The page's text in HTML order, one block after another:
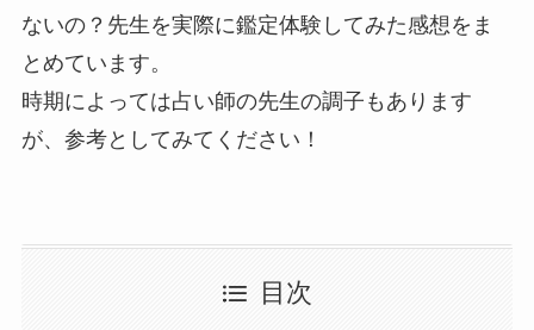
ないの？先生を実際に鑑定体験してみた感想をま
とめています。
時期によっては占い師の先生の調子もあります
が、参考としてみてください！
目次